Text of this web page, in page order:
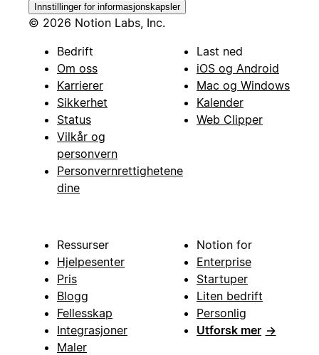
Innstillinger for informasjonskapsler
© 2026 Notion Labs, Inc.
Bedrift
Om oss
Karrierer
Sikkerhet
Status
Vilkår og
personvern
Personvernrettighetene
dine
Last ned
iOS og Android
Mac og Windows
Kalender
Web Clipper
Ressurser
Hjelpesenter
Pris
Blogg
Fellesskap
Integrasjoner
Maler
Notion for
Enterprise
Startuper
Liten bedrift
Personlig
Utforsk mer →